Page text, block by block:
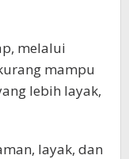
melalui
mampu
lebih layak,
layak, dan